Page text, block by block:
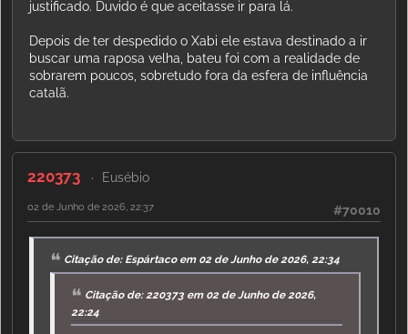
justificado. Duvido é que aceitasse ir para lá.
Depois de ter despedido o Xabi ele estava destinado a ir
buscar uma raposa velha, bateu foi com a realidade de
sobrarem poucos, sobretudo fora da esfera de influência
catalã.
220373 Eusébio
#70010
02 de Junho de 2026, 22:37
Citação de: Espártaco em 02 de Junho de 2026, 22:34
Citação de: 220373 em 02 de Junho de 2026,
22:24